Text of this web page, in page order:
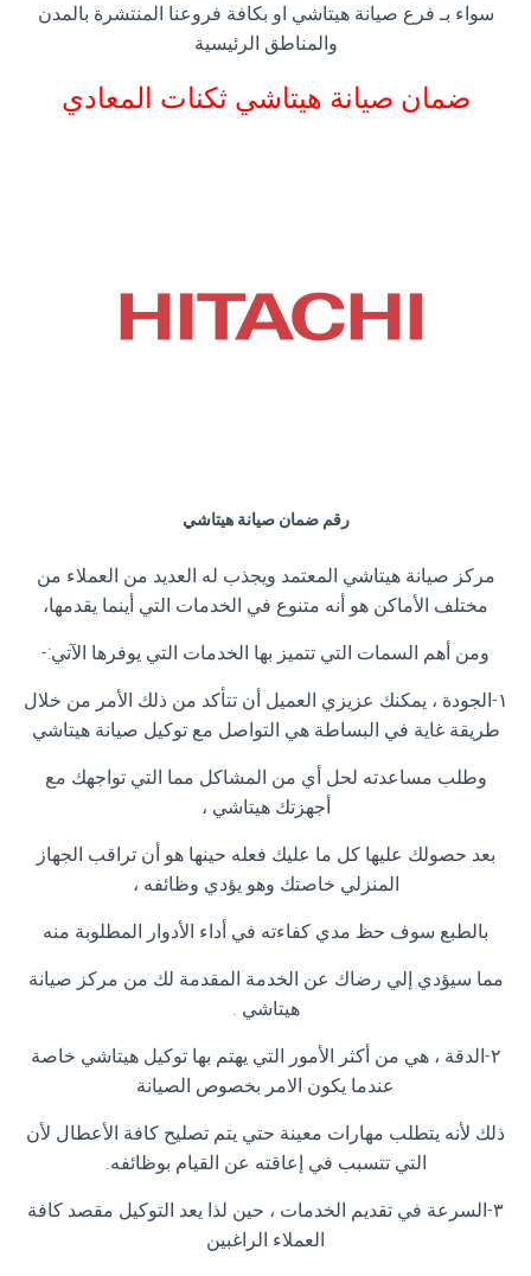
سواء بـ فرع صيانة هيتاشي او بكافة فروعنا المنتشرة بالمدن
والمناطق الرئيسية
ضمان صيانة هيتاشي ثكنات المعادي
رقم ضمان صيانة هيتاشي
مركز صيانة هيتاشي المعتمد ويجذب له العديد من العملاء من
مختلف الأماكن هو أنه متنوع في الخدمات التي أينما يقدمها،
ومن أهم السمات التي تتميز بها الخدمات التي يوفرها الآتي:-
١-الجودة ، يمكنك عزيزي العميل أن تتأكد من ذلك الأمر من خلال
طريقة غاية في البساطة هي التواصل مع توكيل صيانة هيتاشي
وطلب مساعدته لحل أي من المشاكل مما التي تواجهك مع
أجهزتك هيتاشي ،
بعد حصولك عليها كل ما عليك فعله حينها هو أن تراقب الجهاز
المنزلي خاصتك وهو يؤدي وظائفه ،
بالطبع سوف حظ مدي كفاءته في أداء الأدوار المطلوبة منه
مما سيؤدي إلي رضاك عن الخدمة المقدمة لك من مركز صيانة
هيتاشي .
٢-الدقة ، هي من أكثر الأمور التي يهتم بها توكيل هيتاشي خاصة
عندما يكون الامر بخصوص الصيانة
ذلك لأنه يتطلب مهارات معينة حتي يتم تصليح كافة الأعطال لأن
التي تتسبب في إعاقته عن القيام بوظائفه.
٣-السرعة في تقديم الخدمات ، حين لذا يعد التوكيل مقصد كافة
العملاء الراغبين